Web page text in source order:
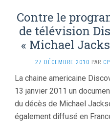
Contre le
de télévision
« Michael
27 DÉCEMBRE 2010 PAR
La chaine americaine
13 janvier 2011 un
du décès de Michael
également diffusé en